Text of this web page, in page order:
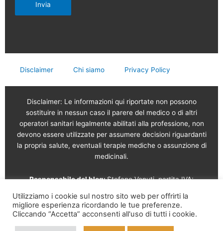
Invia
Disclaimer Chi siamo Privacy Policy
Disclaimer: Le informazioni qui riportate non possono
sostituire in nessun caso il parere del medico o di altri
operatori sanitari legalmente abilitati alla professione, non
devono essere utilizzate per assumere decisioni riguardanti
la propria salute, eventuali terapie mediche o assunzione di
medicinali.
Responsabile del blog:Stefano Venuti, partita IVA:
Vendita online a cura di: Garam s.r.l.Via Serviliano
Lattuada, 16 – 20135 Milano – Tel. 02 56568491 – Part. IVA
Utilizziamo i cookie sul nostro sito web per offrirti la
migliore esperienza ricordando le tue preferenze.
Cliccando “Accetta” acconsenti all'uso di tutti i cookie.